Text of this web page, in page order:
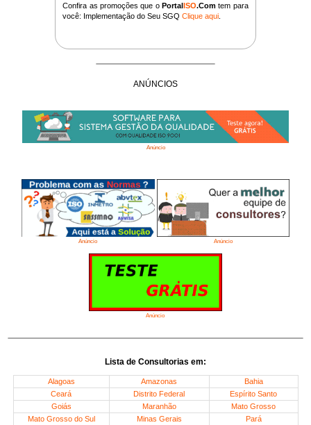
Confira as promoções que oPortalISO.Com tem para
você: Implementação do Seu SGQClique aqui
ANÚNCIOS
Anúncio
Anúncio Anúncio
Anúncio
Lista de Consultorias em:
Alagoas Amazonas
Bahia
Ceará
Distrito Federal
Espírito Santo
Goiás
Maranhão
Mato Grosso
Mato Grosso do Sul
Minas Gerais Pará